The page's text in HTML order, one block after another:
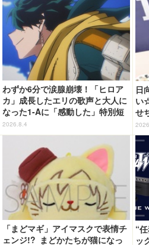
わずか6分で涙腺崩壊！「ヒロア
カ」成長したエリの歌声と大人に
なった1-Aに「感動した」特別短
編「I am a hero too」【ネタバ
レあり反応まとめ】
2026.8.4
日
い
せ
台
メ
「まどマギ」アイマスクで表情チ
ェンジ!? まどかたちが猫になっ
“
ッ